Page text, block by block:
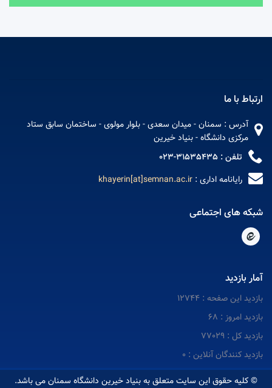
ارتباط با ما
آدرس : سمنان - میدان سعدی - بلوار مولوی - ساختمان سابق ستاد
مرکزی دانشگاه - بنیاد خیرین
تلفن : 31535435-023
رایانامه اداری : khayerin[at]semnan.ac.ir
شبکه های اجتماعی
آمار بازدید
بازدید این صفحه : 12744
بازدید امروز : 68
بازدید کل : 77029
بازدید کنندگان آنلاین : 0
© کلیه حقوق این سایت متعلق به بنیاد خیرین دانشگاه سمنان می باشد.